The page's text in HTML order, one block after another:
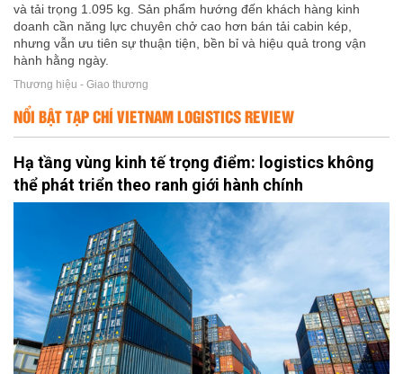
và tải trọng 1.095 kg. Sản phẩm hướng đến khách hàng kinh
doanh cần năng lực chuyên chở cao hơn bán tải cabin kép,
nhưng vẫn ưu tiên sự thuận tiện, bền bỉ và hiệu quả trong vận
hành hằng ngày.
Thương hiệu - Giao thương
NỔI BẬT TẠP CHÍ VIETNAM LOGISTICS REVIEW
Hạ tầng vùng kinh tế trọng điểm: logistics không
thể phát triển theo ranh giới hành chính